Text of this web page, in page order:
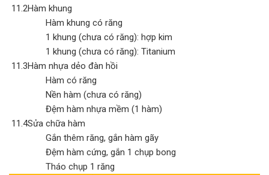
11.2Hàm khung
Hàm khung có răng
1 khung (chưa có răng): hợp kim
1 khung (chưa có răng): Titanium
11.3Hàm nhựa dẻo đàn hồi
Hàm có răng
Nền hàm (chưa có răng)
Đệm hàm nhựa mềm (1 hàm)
11.4Sửa chữa hàm
Gắn thêm răng, gắn hàm gãy
Đệm hàm cứng, gắn 1 chụp bong
Tháo chụp 1 răng